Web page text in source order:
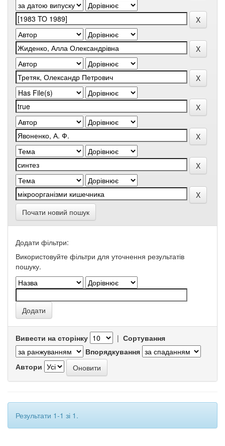
Почати новий пошук
Додати фільтри:
Використовуйте фільтри для уточнення результатів
пошуку.
Вивести на сторінку | Сортування
Впорядкування
Автори
Результати 1-1 зі 1.